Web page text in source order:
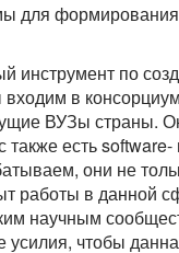
для
инструмент по
в
ВУЗы страны.
есть
они не
работы в данной
научным
чтобы